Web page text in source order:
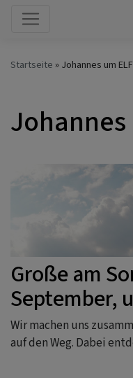
Startseite Johannes um ELF
Johannes
Große am
September,
Wir machen uns
auf den Weg. Dabei